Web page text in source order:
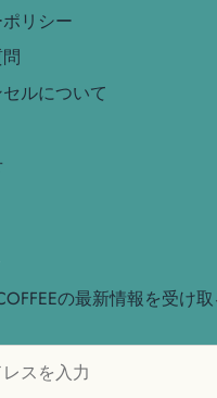
リシー
ルについて
の最新情報を受け取